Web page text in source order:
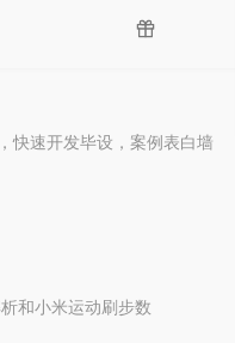
章
快速开发毕设，案例表白墙
和小米运动刷步数